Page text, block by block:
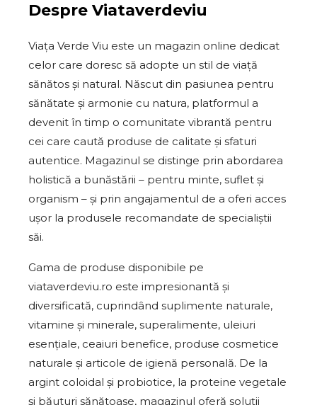
Despre Viataverdeviu
Viața Verde Viu este un magazin online dedicat
celor care doresc să adopte un stil de viață
sănătos și natural. Născut din pasiunea pentru
sănătate și armonie cu natura, platformul a
devenit în timp o comunitate vibrantă pentru
cei care caută produse de calitate și sfaturi
autentice. Magazinul se distinge prin abordarea
holistică a bunăstării – pentru minte, suflet și
organism – și prin angajamentul de a oferi acces
ușor la produsele recomandate de specialiștii
săi.
Gama de produse disponibile pe
viataverdeviu.ro este impresionantă și
diversificată, cuprindând suplimente naturale,
vitamine și minerale, superalimente, uleiuri
esențiale, ceaiuri benefice, produse cosmetice
naturale și articole de igienă personală. De la
argint coloidal și probiotice, la proteine vegetale
și băuturi sănătoase, magazinul oferă soluții